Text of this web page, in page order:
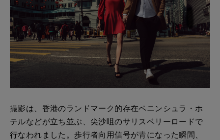
撮影は、香港のランドマーク的存在ペニンシュラ・ホ
テルなどが立ち並ぶ、尖沙咀のサリスベリーロードで
行なわれました。歩行者向用信号が青になった瞬間、